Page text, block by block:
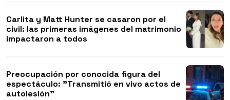
Carlita y Matt Hunter se casaron por el
civil: las primeras imágenes del matrimonio
impactaron a todos
Preocupación por conocida figura del
espectáculo: "Transmitió en vivo actos de
autolesión"